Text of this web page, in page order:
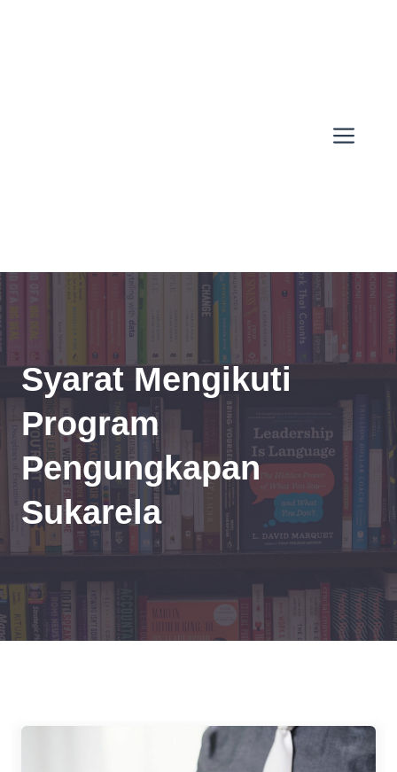
Syarat Mengikuti
Program
Pengungkapan
Sukarela